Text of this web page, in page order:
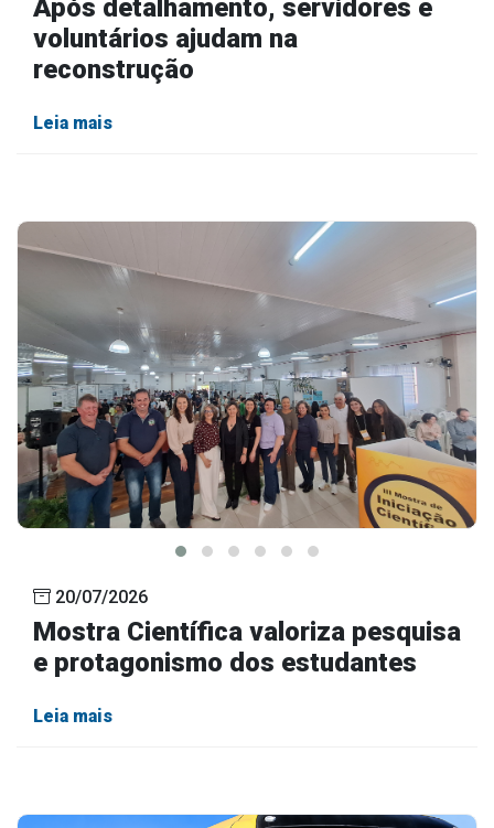
voluntários ajudam na
reconstrução
Leia mais
20/07/2026
Mostra Científica valoriza pesquisa
e protagonismo dos estudantes
Leia mais